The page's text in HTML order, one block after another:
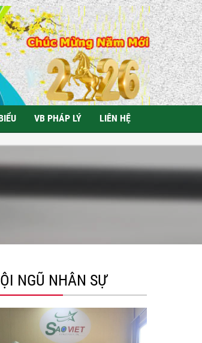
VB PHÁP LÝ LIÊN HỆ
NGŨ NHÂN SỰ